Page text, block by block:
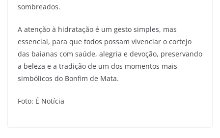
sombreados.
A atenção à hidratação é um gesto simples, mas
essencial, para que todos possam vivenciar o cortejo
das baianas com saúde, alegria e devoção, preservando
a beleza e a tradição de um dos momentos mais
simbólicos do Bonfim de Mata.
Foto: É Notícia